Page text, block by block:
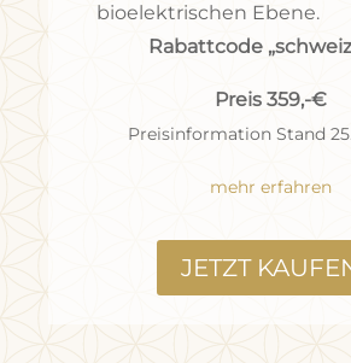
bioelektrischen Ebene.
Rabattcode
Preis 359,-€
Preisinformation Stand
mehr erfahren
JETZT